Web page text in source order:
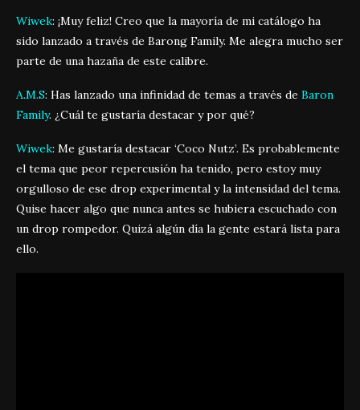
Wiwek: ¡Muy feliz! Creo que la mayoría de mi catálogo ha
sido lanzado a través de Barong Family. Me alegra mucho ser
parte de una hazaña de este calibre.
A.M.S: Has lanzado una infinidad de temas a través de Baron
Family. ¿Cuál te gustaría destacar y por qué?
Wiwek: Me gustaría destacar ‘Coco Nutz’. Es probablemente
el tema que peor repercusión ha tenido, pero estoy muy
orgulloso de ese drop experimental y la intensidad del tema.
Quise hacer algo que nunca antes se hubiera escuchado con
un drop rompedor. Quizá algún día la gente estará lista para
ello.